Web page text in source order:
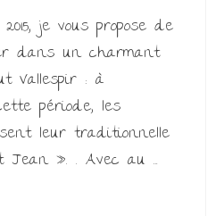
je vous propose de
dans un charmant
Vallespir : à
période, les
leur traditionnelle
». . Avec au …